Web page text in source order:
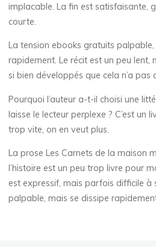
E
-
B
o
o
k
,
E
implacable. La fin est satisfaisante,
courte.
La tension ebooks gratuits palpable,
rapidement. Le récit est un peu lent,
si bien développés que cela n’a pas
Pourquoi l’auteur a-t-il choisi une
laisse le lecteur perplexe ? C’est un
trop vite, on en veut plus.
La prose Les Carnets de la maison
l’histoire est un peu trop livre pour
est expressif, mais parfois difficile à
palpable, mais se dissipe